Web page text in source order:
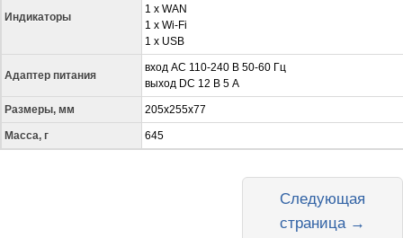
Индикаторы
1 x WAN
1 x Wi-Fi
1 x USB
Адаптер питания
вход AC 110-240 В 50-60 Гц
выход DC 12 В 5 A
Размеры, мм 205x255x77
Масса, г 645
Следующая
страница →